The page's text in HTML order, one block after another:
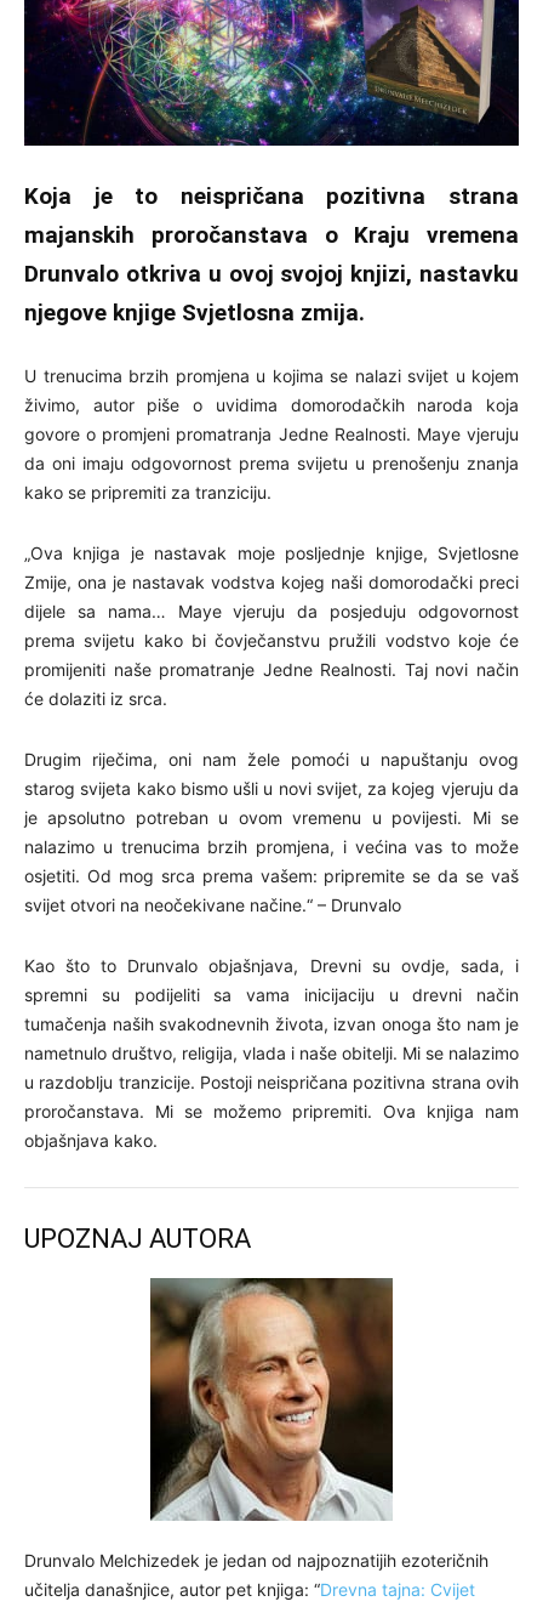
Koja je to neispričana pozitivna strana
majanskih proročanstava o Kraju vremena
Drunvalo otkriva u ovoj svojoj knjizi, nastavku
njegove knjige Svjetlosna zmija.
U trenucima brzih promjena u kojima se nalazi svijet u kojem
živimo, autor piše o uvidima domorodačkih naroda koja
govore o promjeni promatranja Jedne Realnosti. Maye vjeruju
da oni imaju odgovornost prema svijetu u prenošenju znanja
kako se pripremiti za tranziciju.
„Ova knjiga je nastavak moje posljednje knjige, Svjetlosne
Zmije, ona je nastavak vodstva kojeg naši domorodački preci
dijele sa nama… Maye vjeruju da posjeduju odgovornost
prema svijetu kako bi čovječanstvu pružili vodstvo koje će
promijeniti naše promatranje Jedne Realnosti. Taj novi način
će dolaziti iz srca.
Drugim riječima, oni nam žele pomoći u napuštanju ovog
starog svijeta kako bismo ušli u novi svijet, za kojeg vjeruju da
je apsolutno potreban u ovom vremenu u povijesti. Mi se
nalazimo u trenucima brzih promjena, i većina vas to može
osjetiti. Od mog srca prema vašem: pripremite se da se vaš
svijet otvori na neočekivane načine.“ – Drunvalo
Kao što to Drunvalo objašnjava, Drevni su ovdje, sada, i
spremni su podijeliti sa vama inicijaciju u drevni način
tumačenja naših svakodnevnih života, izvan onoga što nam je
nametnulo društvo, religija, vlada i naše obitelji. Mi se nalazimo
u razdoblju tranzicije. Postoji neispričana pozitivna strana ovih
proročanstava. Mi se možemo pripremiti. Ova knjiga nam
objašnjava kako.
UPOZNAJ AUTORA
Drunvalo Melchizedek je jedan od najpoznatijih ezoteričnih
učitelja današnjice, autor pet knjiga: “Drevna tajna: Cvijet